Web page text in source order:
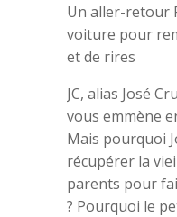
Un aller-retour
voiture pour
et de rires
JC, alias José
vous emmène
Mais pourquoi
récupérer la
parents pour
? Pourquoi le